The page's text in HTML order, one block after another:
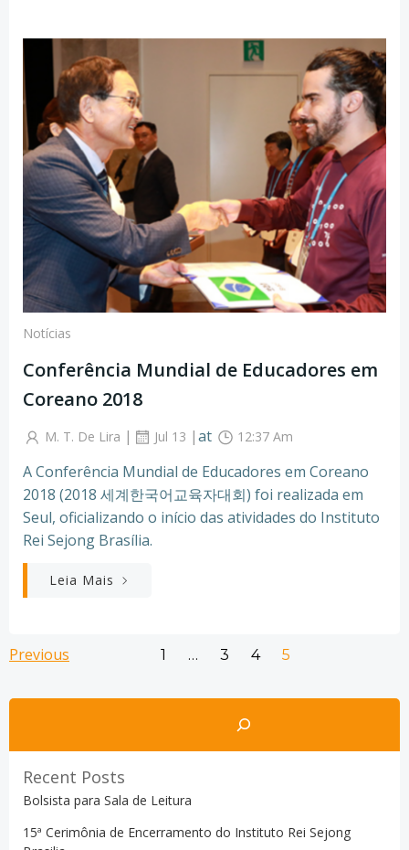
Notícias
Conferência Mundial de Educadores em
Coreano 2018
M. T. De Lira | Jul 13 |at 12:37 Am
A Conferência Mundial de Educadores em Coreano
2018 (2018 세계한국어교육자대회) foi realizada em
Seul, oficializando o início das atividades do Instituto
Rei Sejong Brasília.
Leia Mais
Posts
navigation
Previous
Posts
navigation
Page
1 … Page
3 Page
4 Page
5
Pesquisar
Recent Posts
Bolsista para Sala de Leitura
15ª Cerimônia de Encerramento do Instituto Rei Sejong